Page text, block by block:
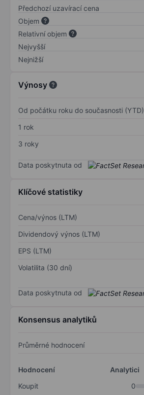
Předchozí uzavírací cena
Objem
Relativní objem
Nejvyšší
Nejnižší
Výnosy
Od počátku roku do současnosti (YTD)
1 rok
3 roky
Data poskytnuta od
Klíčové statistiky
Cena/výnos (LTM)
Dividendový výnos (LTM)
EPS (LTM)
Volatilita (30 dní)
Data poskytnuta od
Konsensus analytiků
Průměrné hodnocení
Hodnocení
Analytici
Koupit
0